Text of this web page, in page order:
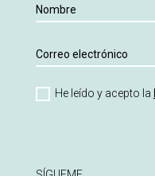
He leído y acepto la